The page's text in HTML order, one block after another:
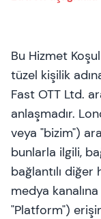
Bu Hizmet
tüzel kişilik
Fast OTT Ltd.
anlaşmadır.
veya "bizim")
bunlarla ilgili,
bağlantılı
medya
"Platform")